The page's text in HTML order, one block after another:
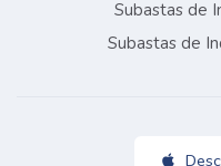
Subastas de
Subastas de